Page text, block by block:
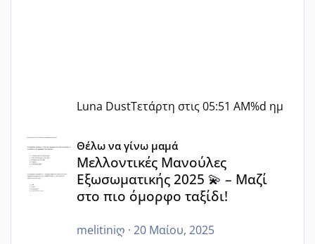
Luna DustΤετάρτη στις 05:51 AM%d ημ
Μελλοντικές Μανούλες Εξωσωματικής 2025 💫 – Μαζί
Θέλω να γίνω μαμά
Μελλοντικές Μανούλες
Εξωσωματικής 2025 💫 – Μαζί
στο πιο όμορφο ταξίδι!
melitiniღ · 20 Μαίου, 2025